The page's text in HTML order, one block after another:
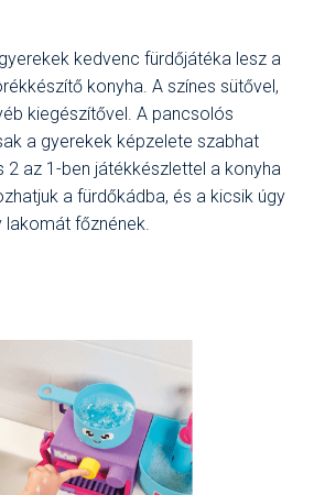
kedvenc fürdőjátéka lesz a
konyha. A színes sütővel,
kiegészítővel. A pancsolós
a gyerekek képzelete szabhat
2 az 1-ben játékkészlettel a konyha
a fürdőkádba, és a kicsik úgy
lakomát főznének.